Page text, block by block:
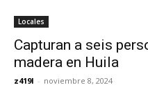
Locales
Capturan a seis
madera en Huila
z419l - noviembre 8, 2024